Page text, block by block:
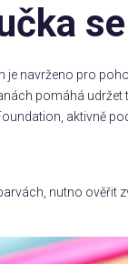
navrženo pro
pomáhá
aktivně
nutno ověřit